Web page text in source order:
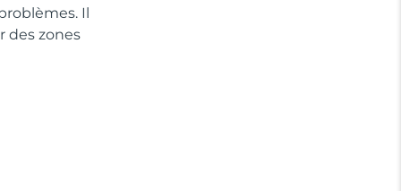
Il
des zones